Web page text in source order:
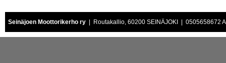
Seinäjoen Moottorikerho ry | Routakallio, 60200 SEINÄJOKI | 0505658672